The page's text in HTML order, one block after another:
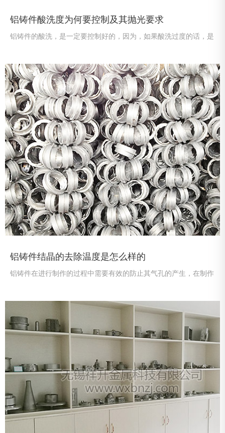
铝铸件酸洗度为何要控制及其抛光要求
铝铸件的酸洗，是一定要控制好的，因为，如果酸洗过度的话，是
洗效果。所以，才要求控制好，并避免上述这些问题。而该铸件在
刷漆前，是应先涂刷磷化底漆的，这样，才能让面漆有好的涂刷效
果。
铝铸件结晶的去除温度是怎么样的
铝铸件在进行制作的过程中需要有效的防止其气孔的产生，在制作
件加工的过程中需要合理的选择其铸造工艺，有效的强化其熔炼质
量管理。